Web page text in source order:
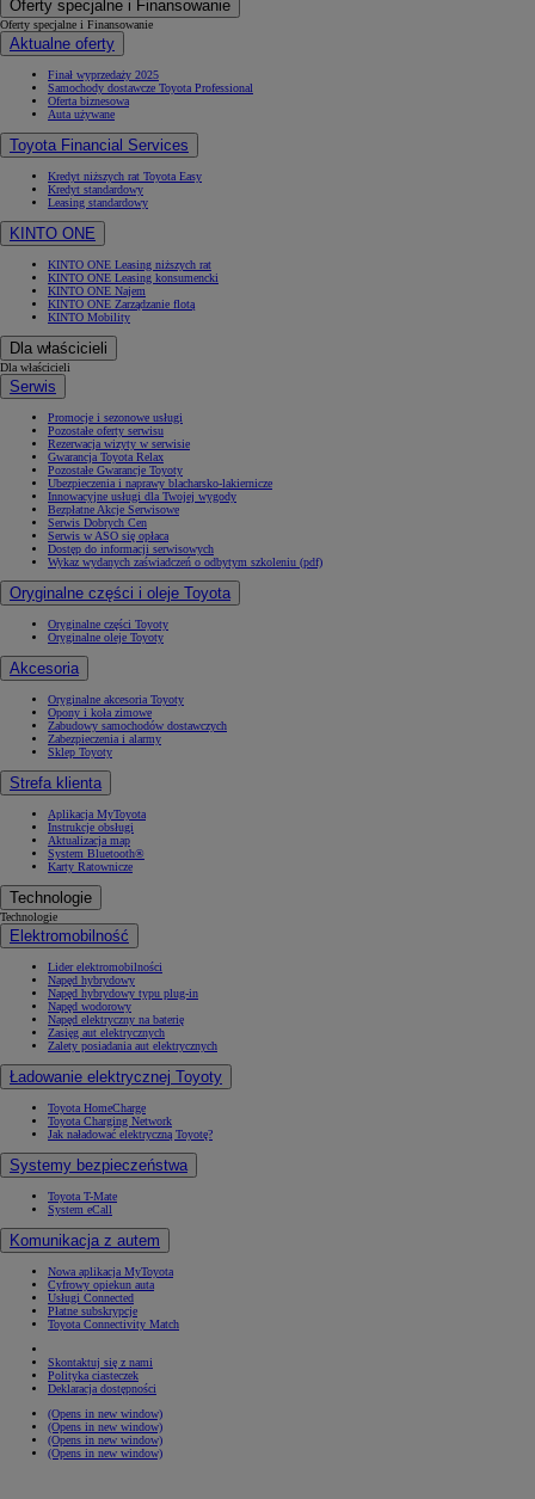
Oferty specjalne i Finansowanie
Oferty specjalne i Finansowanie
Aktualne oferty
Finał wyprzedaży 2025
Samochody dostawcze Toyota Professional
Oferta biznesowa
Auta używane
Toyota Financial Services
Kredyt niższych rat Toyota Easy
Kredyt standardowy
Leasing standardowy
KINTO ONE
KINTO ONE Leasing niższych rat
KINTO ONE Leasing konsumencki
KINTO ONE Najem
KINTO ONE Zarządzanie flotą
KINTO Mobility
Dla właścicieli
Dla właścicieli
Serwis
Promocje i sezonowe usługi
Pozostałe oferty serwisu
Rezerwacja wizyty w serwisie
Gwarancja Toyota Relax
Pozostałe Gwarancje Toyoty
Ubezpieczenia i naprawy blacharsko-lakiernicze
Innowacyjne usługi dla Twojej wygody
Bezpłatne Akcje Serwisowe
Serwis Dobrych Cen
Serwis w ASO się opłaca
Dostęp do informacji serwisowych
Wykaz wydanych zaświadczeń o odbytym szkoleniu (pdf)
Oryginalne części i oleje Toyota
Oryginalne części Toyoty
Oryginalne oleje Toyoty
Akcesoria
Oryginalne akcesoria Toyoty
Opony i koła zimowe
Zabudowy samochodów dostawczych
Zabezpieczenia i alarmy
Sklep Toyoty
Strefa klienta
Aplikacja MyToyota
Instrukcje obsługi
Aktualizacja map
System Bluetooth®
Karty Ratownicze
Technologie
Technologie
Elektromobilność
Lider elektromobilności
Napęd hybrydowy
Napęd hybrydowy typu plug-in
Napęd wodorowy
Napęd elektryczny na baterię
Zasięg aut elektrycznych
Zalety posiadania aut elektrycznych
Ładowanie elektrycznej Toyoty
Toyota HomeCharge
Toyota Charging Network
Jak naładować elektryczną Toyotę?
Systemy bezpieczeństwa
Toyota T-Mate
System eCall
Komunikacja z autem
Nowa aplikacja MyToyota
Cyfrowy opiekun auta
Usługi Connected
Płatne subskrypcje
Toyota Connectivity Match
Skontaktuj się z nami
Polityka ciasteczek
Deklaracja dostępności
(Opens in new window)
(Opens in new window)
(Opens in new window)
(Opens in new window)